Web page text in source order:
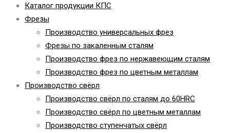
Каталог продукции КПС
Фрезы
Производство универсальных фрез
Фрезы по закаленным сталям
Производство фрез по нержавеющим сталям
Производство фрез по цветным металлам
Производство свёрл
Производство свёрл по сталям до 60HRC
Производство свёрл по цветным металлам
Производство ступенчатых свёрл